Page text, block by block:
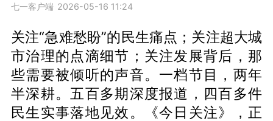
七一客户端 2026-05-16 11:24
关注“急难愁盼”的民生痛点；关注超大城
市治理的点滴细节；关注发展背后，那
些需要被倾听的声音。一档节目，两年
半深耕。五百多期深度报道，四百多件
民生实事落地见效。《今日关注》，正